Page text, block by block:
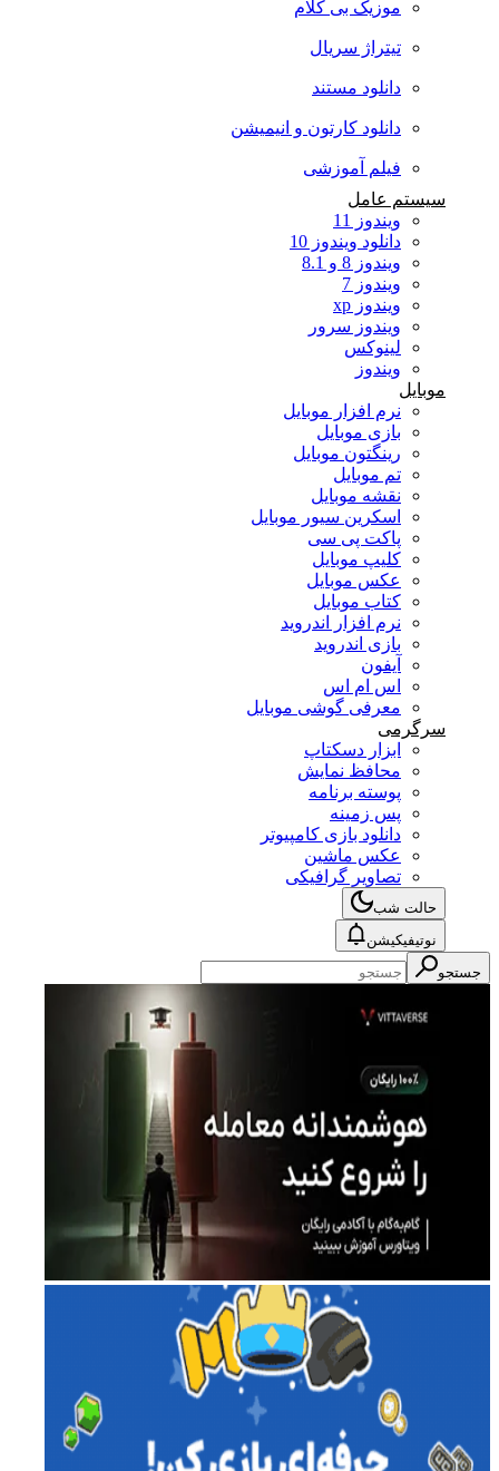
موزیک بی کلام
تیتراژ سریال
دانلود مستند
دانلود کارتون و انیمیشن
فیلم آموزشی
سیستم عامل
ویندوز 11
دانلود ویندوز 10
ویندوز 8 و 8.1
ویندوز 7
ویندوز xp
ویندوز سرور
لینوکس
ویندوز
موبایل
نرم افزار موبایل
بازی موبایل
رینگتون موبایل
تم موبایل
نقشه موبایل
اسکرین سیور موبایل
پاکت پی سی
کلیپ موبایل
عکس موبایل
کتاب موبایل
نرم افزار اندروید
بازی اندروید
آیفون
اس ام اس
معرفی گوشی موبایل
سرگرمی
ابزار دسکتاپ
محافظ نمایش
پوسته برنامه
پس زمینه
دانلود بازی کامپیوتر
عکس ماشین
تصاویر گرافیکی
حالت شب
نوتیفیکیشن
جستجو